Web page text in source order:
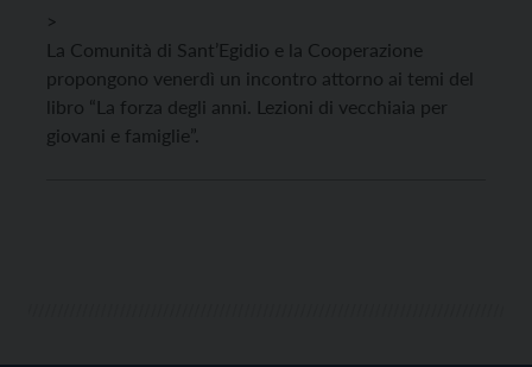
>
La Comunità di Sant’Egidio e la Cooperazione
propongono venerdì un incontro attorno ai temi del
libro “La forza degli anni. Lezioni di vecchiaia per
giovani e famiglie”.